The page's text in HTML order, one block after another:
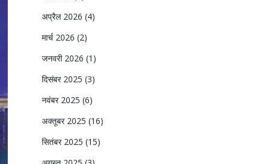
अप्रैल 2026 (4)
मार्च 2026 (2)
जनवरी 2026 (1)
दिसंबर 2025 (3)
नवंबर 2025 (6)
अक्तूबर 2025 (16)
सितंबर 2025 (15)